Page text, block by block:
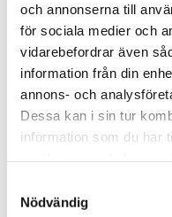
och annonserna till
för sociala medier och
vidarebefordrar även
information från din
annons- och
Dessa kan i sin tur
information som du har
Nödvändig
Aktiv Planering
Upplands Väsby
Telefon
08-590 795 56
Mobiltelefon
0708-67 95 56
Skicka e-post